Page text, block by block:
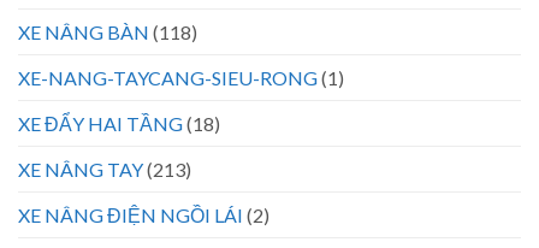
XE NÂNG BÀN (118)
XE-NANG-TAYCANG-SIEU-RONG(1)
XE ĐẨY HAI TẦNG(18)
XE NÂNG TAY(213)
XE NÂNG ĐIỆN NGỒI LÁI (2)